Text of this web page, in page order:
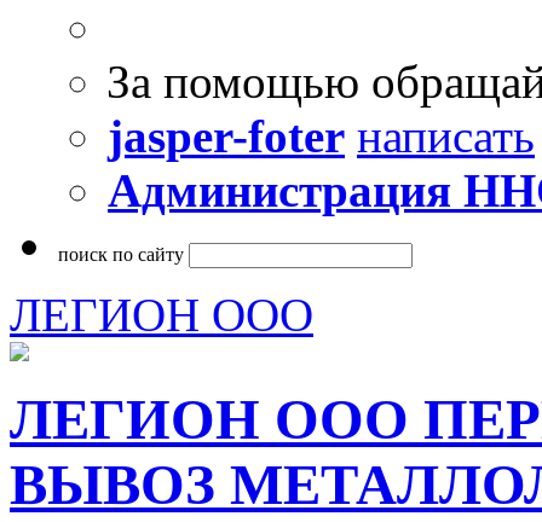
За помощью
jasper-foter написать
Администрация
поиск по сайту
ЛЕГИОН ООО
ЛЕГИОН ООО
ВЫВОЗ